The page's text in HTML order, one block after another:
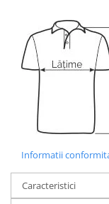
Informatii
Caracteristici